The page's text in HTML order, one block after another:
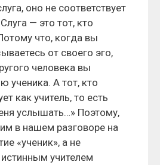
оно не соответствует
— это тот, кто
что, когда вы
от своего эго,
человека вы
ученика. А тот, кто
как учитель, то есть
услышать…» Поэтому,
в нашем разговоре на
«ученик», а не
истинным учителем